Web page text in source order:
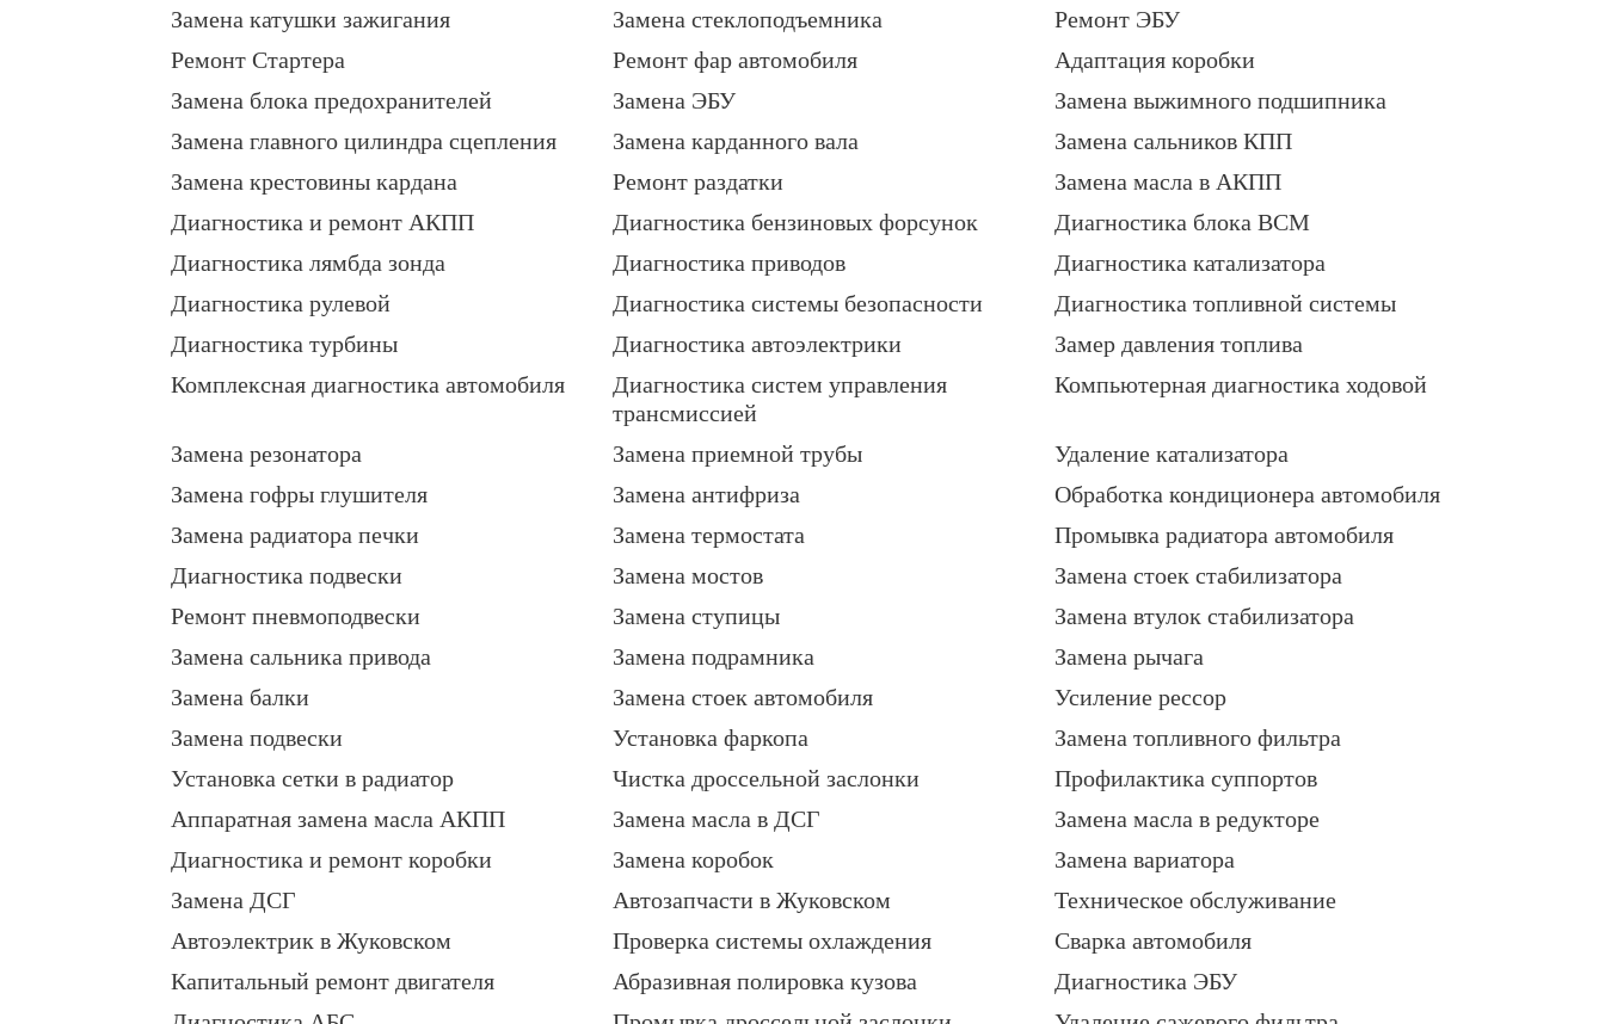
Замена катушки зажигания
Замена стеклоподъемника
Ремонт ЭБУ
Ремонт Стартера
Ремонт фар автомобиля
Адаптация коробки
Замена блока предохранителей
Замена ЭБУ
Замена выжимного подшипника
Замена главного цилиндра сцепления
Замена карданного вала
Замена сальников КПП
Замена крестовины кардана
Ремонт раздатки
Замена масла в АКПП
Диагностика и ремонт АКПП
Диагностика бензиновых форсунок
Диагностика блока BCM
Диагностика лямбда зонда
Диагностика приводов
Диагностика катализатора
Диагностика рулевой
Диагностика системы безопасности
Диагностика топливной системы
Диагностика турбины
Диагностика автоэлектрики
Замер давления топлива
Комплексная диагностика автомобиля
Диагностика систем управления
трансмиссией
Компьютерная диагностика ходовой
Замена резонатора Замена приемной трубы
Удаление катализатора
Замена гофры глушителя
Замена антифриза
Обработка кондиционера автомобиля
Замена радиатора печки
Замена термостата
Промывка радиатора автомобиля
Диагностика подвески
Замена мостов
Замена стоек стабилизатора
Ремонт пневмоподвески
Замена ступицы
Замена втулок стабилизатора
Замена сальника привода
Замена подрамника
Замена рычага
Замена балки
Замена стоек автомобиля
Усиление рессор
Замена подвески
Установка фаркопа
Замена топливного фильтра
Установка сетки в радиатор
Чистка дроссельной заслонки
Профилактика суппортов
Аппаратная замена масла АКПП
Замена масла в ДСГ
Замена масла в редукторе
Диагностика и ремонт коробки
Замена коробок
Замена вариатора
Замена ДСГ
Автозапчасти в Жуковском
Техническое обслуживание
Автоэлектрик в Жуковском
Проверка системы охлаждения
Сварка автомобиля
Капитальный ремонт двигателя
Абразивная полировка кузова
Диагностика ЭБУ